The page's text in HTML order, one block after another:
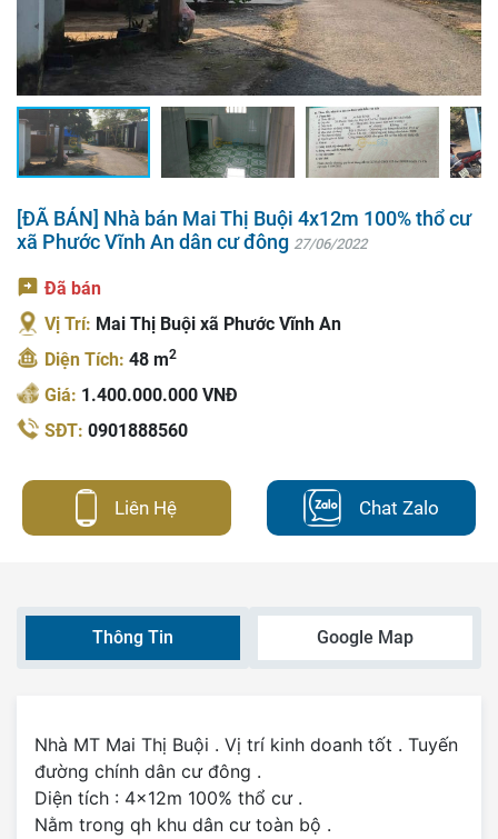
[ĐÃ BÁN] Nhà bán Mai Thị Buội 4x12m 100% thổ cư
xã Phước Vĩnh An dân cư đông 27/06/2022
Đã bán
Vị Trí: Mai Thị Buội xã Phước Vĩnh An
Diện Tích: 48 m2
Giá: 1.400.000.000 VNĐ
SĐT: 0901888560
Liên Hệ Chat Zalo
Thông Tin Google Map
Nhà MT Mai Thị Buội . Vị trí kinh doanh tốt . Tuyến
đường chính dân cư đông .
Diện tích : 4x12m 100% thổ cư .
Nằm trong qh khu dân cư toàn bộ .